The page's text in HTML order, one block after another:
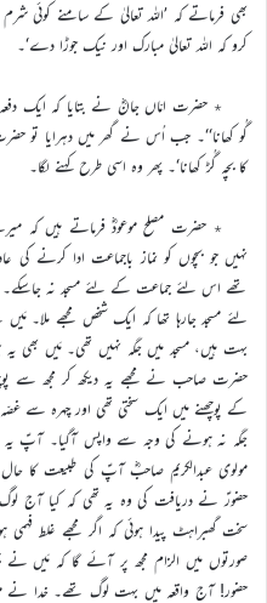
بھی فرماتے کہ ’اللہ تعالیٰ کے سامنے کوئی
کرو کہ اللہ تعالیٰ مبارک اور نیک جوڑا دے‘۔
٭ حضرت امّاں جانؓ نے بتایا کہ ایک دفعہ
گُو کھانا‘‘۔ جب اُس نے گھر میں دہرایا تو
کا بچہ گُڑ کھانا‘۔ پھر وہ اسی طرح کہنے لگا۔
٭ حضرت مصلح موعودؓ فرماتے ہیں کہ
نہیں جو بچوں کو نماز باجماعت ادا کرنے
تھے اس لئے جماعت کے لئے مسجد نہ جاسکے۔
لئے مسجد جارہا تھا کہ ایک شخص مجھے ملا۔
بہت ہیں، مسجد میں جگہ نہیں تھی۔ مَیں بھی
حضرت صاحب نے مجھے یہ دیکھ کر مجھ سے
کے پوچھنے میں ایک سختی تھی اور چہرہ سے غصّہ
جگہ نہ ہونے کی وجہ سے واپس آگیا۔ آپؑ
مولوی عبدالکریم صاحبؓ آپؑ کی طبیعت کا
حضورؑ نے دریافت کی وہ یہ تھی کہ کیا آج
سخت گھبراہٹ پیدا ہوئی کہ اگر مجھے غلط
صورتوں میں الزام مجھ پر آئے گا کہ مَیں
حضور! آج واقعہ میں بہت لوگ تھے۔ خدا نے